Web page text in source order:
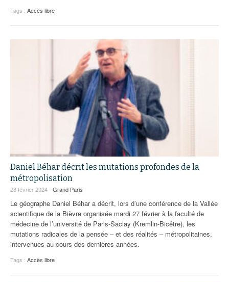
Tags : Accès libre
Daniel Béhar décrit les mutations profondes de la
métropolisation
28 février 2024 - Grand Paris
Le géographe Daniel Béhar a décrit, lors d’une conférence de la Vallée
scientifique de la Bièvre organisée mardi 27 février à la faculté de
médecine de l’université de Paris-Saclay (Kremlin-Bicêtre), les
mutations radicales de la pensée – et des réalités – métropolitaines,
intervenues au cours des dernières années.
Tags : Accès libre